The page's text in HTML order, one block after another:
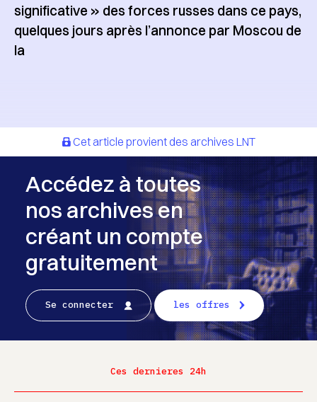
significative » des forces russes dans ce pays,
quelques jours après l’annonce par Moscou de
la
Cet article provient des archives LNT
Accédez à toutes
nos archives en
créant un compte
gratuitement
Se connecter les offres
Ces dernieres 24h